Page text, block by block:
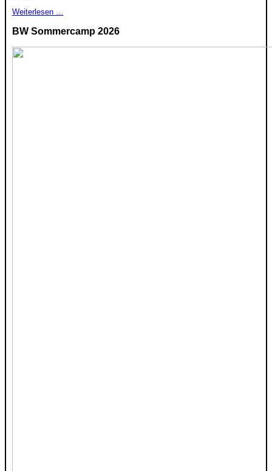
Weiterlesen …
BW Sommercamp 2026